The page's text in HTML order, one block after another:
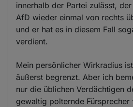
innerhalb der Partei zulässt,
AfD wieder einmal von rechts
und er hat es in diesem Fall
verdient.
Mein persönlicher Wirkradius
äußerst begrenzt. Aber ich
nur die üblichen Verdächtigen
gewaltig polternde Fürsprecher